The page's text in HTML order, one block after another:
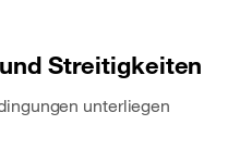
Streitigkeiten
unterliegen